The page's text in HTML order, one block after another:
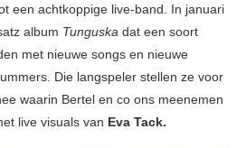
een achtkoppige live-band. In januari
album Tunguska dat een soort
met nieuwe songs en nieuwe
Die langspeler stellen ze voor
waarin Bertel en co ons meenemen
live visuals van Eva Tack.